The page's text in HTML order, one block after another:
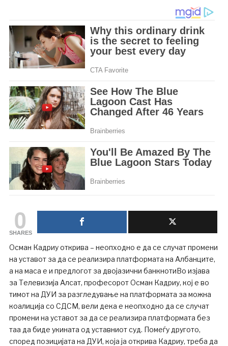
0
SHARES
Осман Кадриу открива – неопходно е да се случат промени
на уставот за да се реализира платформата на Албанците,
а на маса е и предлогот за двојазични банкнотиВо изјава
за Телевизија Алсат, професорот Осман Кадриу, кој е во
тимот на ДУИ за разгледување на платформата за можна
коалиција со СДСМ, вели дека е неопходно да се случат
промени на уставот за да се реализира платформата без
таа да биде укината од уставниот суд. Помеѓу другото,
според позицијата на ДУИ, која ја открива Кадриу, треба да